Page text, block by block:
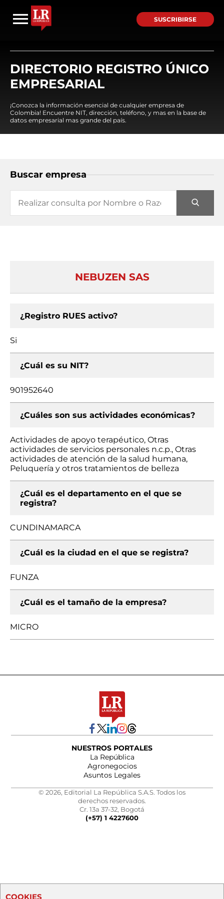
SUSCRIBIRSE
DIRECTORIO REGISTRO ÚNICO
EMPRESARIAL
¡Conozca la información esencial de cualquier empresa de
Colombia! Encuentre NIT, dirección, teléfono, y mas en la base de
datos empresarial mas grande del país.
Buscar empresa
NEBUZEN SAS
¿Registro RUES activo?
Si
¿Cuál es su NIT?
901952640
¿Cuáles son sus actividades económicas?
Actividades de apoyo terapéutico, Otras
actividades de servicios personales n.c.p., Otras
actividades de atención de la salud humana,
Peluquería y otros tratamientos de belleza
¿Cuál es el departamento en el que se
registra?
CUNDINAMARCA
¿Cuál es la ciudad en el que se registra?
FUNZA
¿Cuál es el tamaño de la empresa?
MICRO
NUESTROS PORTALES
La República
Agronegocios
Asuntos Legales
© 2026, Editorial La República S.A.S. Todos los
derechos reservados.
Cr. 13a 37-32, Bogotá
(+57) 1 4227600
COOKIES